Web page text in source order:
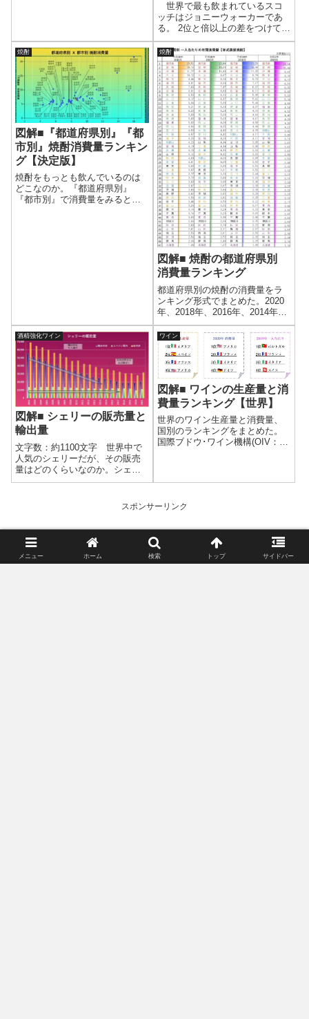
世界で最も飲まれているスコ
ッチはジョニーウォーカーであ
る。 2位と倍以上の差をつけて、
ダントツの1位。 ジョニーウォー
カーは10年以上も首位を保ち続
けている。
焼酎
図解■『都道府県別』『都
市別』焼酎消費量ランキン
グ【決定版】
焼酎をもっとも飲んでいるのは
どこなのか。『都道府県別』
『都市別』で消費量をみると、
焼酎
図解■ 焼酎の都道府県別
消費量ランキング
都道府県別の焼酎の消費量をラ
ンキング形式でまとめた。2020
年、2018年、2016年、2014年の
ランキングを比較することで、
変化の兆しを読み解くことがで
きる。また、九州・沖縄の焼酎
消費量の推移グラフにしたの
で、焼酎のトレンドが知ること
ができる。
酒精強化ワイン
図解■ シェリーの販売量と
輸出量
文字数：約1100文字 世界中で
人気のシェリーだが、その販売
量はどのくらいなのか。シェリ
ーの生産国であるスペインの公
もとに、販売量と輸出量の推
移、2021年の輸出先をまとめ
ーの販売量...
ワイン
図解■ ワインの生産量と消
費量ランキング【世界】
世界のワイン生産量と消費量、
国別のランキングをまとめた。
国際ブドウ･ワイン機構(OIV：
スポンサーリンク
メニュー ホーム 検索 トップ サイドバー